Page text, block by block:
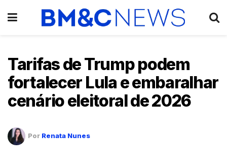
Tarifas de Trump podem
fortalecer Lula e embaralhar
cenário eleitoral de 2026
Por Renata Nunes